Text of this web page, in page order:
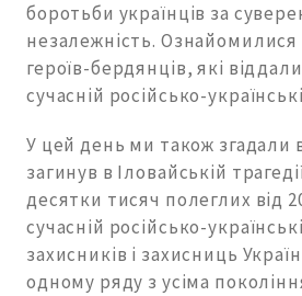
боротьби українців за
незалежність. Ознайомилися
героїв-бердянців, які
сучасній російсько-
У цей день ми також згадали
загинув в Іловайській
десятки тисяч полеглих від
сучасній російсько-
захисників і захисниць
одному ряду з усіма